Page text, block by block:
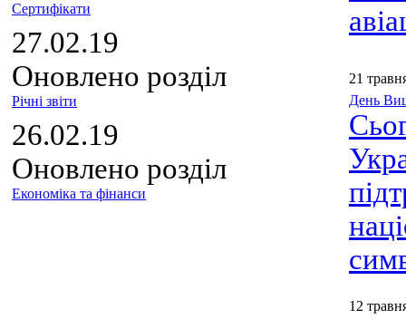
Сертифікати
27.02.19
Оновлено розділ
Річні звіти
26.02.19
Оновлено розділ
Економіка та фінанси
21
День
12